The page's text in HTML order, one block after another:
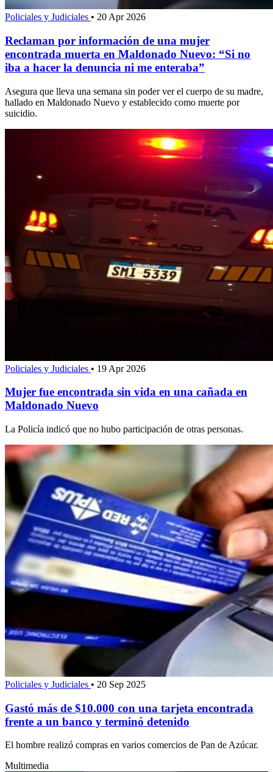
Policiales y Judiciales • 20 Apr 2026
Reclaman por información de una mujer
encontrada muerta en Maldonado Nuevo: “Si no
iba a hacer la denuncia ni me enteraba”
Asegura que lleva una semana sin poder ver el cuerpo de su madre,
hallado en Maldonado Nuevo y establecido como muerte por
suicidio.
Policiales y Judiciales • 19 Apr 2026
Mujer fue encontrada sin vida en una cañada en
Maldonado Nuevo
La Policía indicó que no hubo participación de otras personas.
Policiales y Judiciales • 20 Sep 2025
Gastó más de $10.000 con una tarjeta encontrada
frente a un banco y terminó detenido
El hombre realizó compras en varios comercios de Pan de Azúcar.
Multimedia